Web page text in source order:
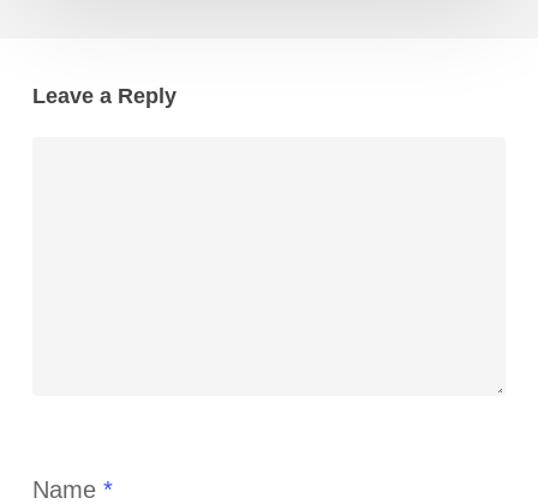
Leave a Reply
Name *